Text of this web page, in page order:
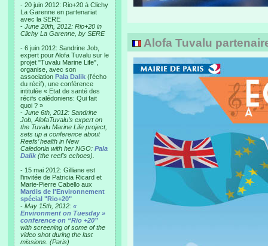
- 20 juin 2012: Rio+20 à Clichy
La Garenne en partenariat
avec la SERE
- June 20th, 2012: Rio+20 in
Clichy La Garenne, by SERE
- 6 juin 2012: Sandrine Job,
expert pour Alofa Tuvalu sur le
projet "Tuvalu Marine Life",
organise, avec son
association Pala Dalik (l’écho
du récif), une conférence
intitulée « Etat de santé des
récifs calédoniens: Qui fait
quoi ? »
- June 6th, 2012: Sandrine
Job, AlofaTuvalu’s expert on
the Tuvalu Marine Life project,
sets up a conference about
Reefs’ health in New
Caledonia with her NGO: Pala
Dalik (the reef’s echoes).
- 15 mai 2012: Gilliane est
l'invitée de Patricia Ricard et
Marie-Pierre Cabello aux
Mardis de l'Environnement
spécial "Rio+20"
- May 15th, 2012: «
Environment on Tuesday »
conference on “Rio +20”
with screening of some of the
video shot during the last
missions. (Paris)
Alofa Tuvalu